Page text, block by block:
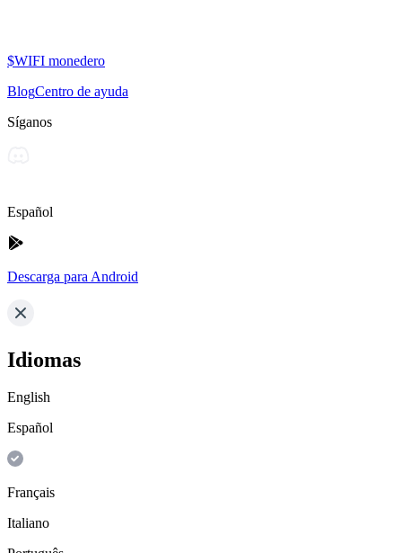
$WIFI monedero
BlogCentro de ayuda
Síganos
Español
Descarga para Android
Idiomas
English
Español
Français
Italiano